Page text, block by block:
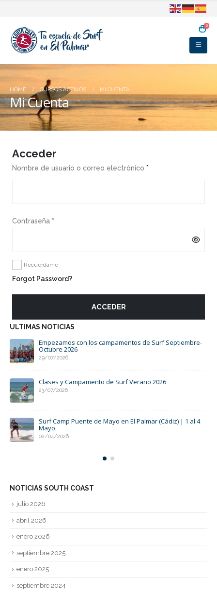
0
HOME CURSOS ACTIVOS MI CUENTA
Mi Cuenta
Acceder
Nombre de usuario o correo electrónico *
Contraseña *
Recuérdame
Forgot Password?
ACCEDER
ULTIMAS NOTICIAS
Empezamos con los campamentos de Surf Septiembre-
Octubre 2026
29/07/2026
Clases y Campamento de Surf Verano 2026
23/07/2026
Surf Camp Puente de Mayo en El Palmar (Cádiz) | 1 al 4
Mayo
02/04/2026
NOTICIAS SOUTH COAST
julio 2026
abril 2026
enero 2026
septiembre 2025
enero 2025
septiembre 2024